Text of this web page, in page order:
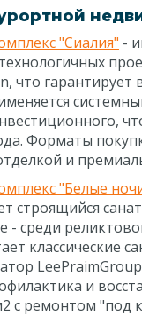
"Сиалия" -
что
Форматы
и
"Белые
строящийся
- среди
и
с ремонтом "под